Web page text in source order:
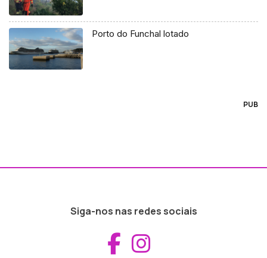
Porto do Funchal lotado
PUB
Siga-nos nas redes sociais
Aceder ao